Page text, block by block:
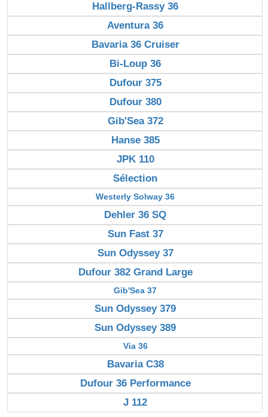
Hallberg-Rassy 36
Aventura 36
Bavaria 36 Cruiser
Bi-Loup 36
Dufour 375
Dufour 380
Gib'Sea 372
Hanse 385
JPK 110
Sélection
Westerly Solway 36
Dehler 36 SQ
Sun Fast 37
Sun Odyssey 37
Dufour 382 Grand Large
Gib'Sea 37
Sun Odyssey 379
Sun Odyssey 389
Via 36
Bavaria C38
Dufour 36 Performance
J 112